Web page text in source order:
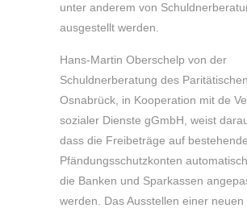
unter anderem von
ausgestellt werden.
Hans-Martin Oberschelp von der
Schuldnerberatung des
Osnabrück, in Kooperation mit de
sozialer Dienste gGmbH, weist
dass die Freibeträge auf
Pfändungsschutzkonten
die Banken und Sparkassen
werden. Das Ausstellen einer neuen